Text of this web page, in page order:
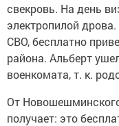
свекровь. На день
электропилой
СВО, бесплатно
района. Альберт
военкомата, т. к.
От
получает: это